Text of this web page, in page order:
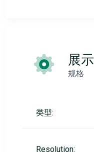
展示
规格
类型:
Resolution: